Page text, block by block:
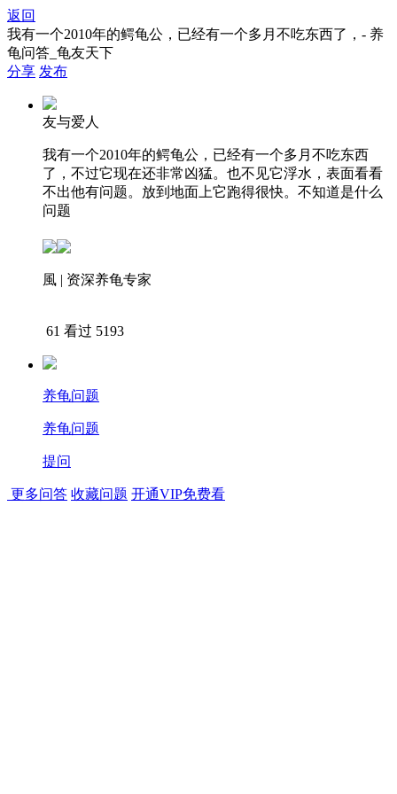
返回
我有一个2010年的鳄龟公，已经有一个多月不吃东西了，- 养
龟问答_龟友天下
分享 发布
友与爱人
我有一个2010年的鳄龟公，已经有一个多月不吃东西
了，不过它现在还非常凶猛。也不见它浮水，表面看看
不出他有问题。放到地面上它跑得很快。不知道是什么
问题
風 | 资深养龟专家
61 看过 5193
养龟问题
养龟问题
提问
更多问答 收藏问题 开通VIP免费看